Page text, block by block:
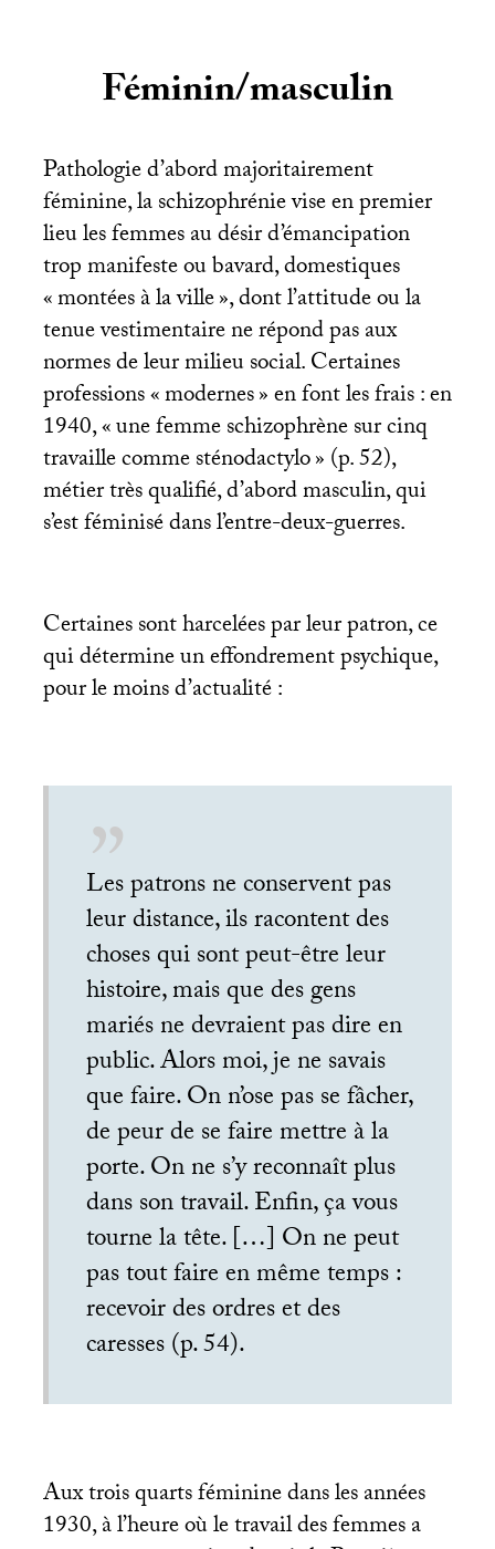
Féminin/masculin
Pathologie d’abord majoritairement
féminine, la schizophrénie vise en premier
lieu les femmes au désir d’émancipation
trop manifeste ou bavard, domestiques
«montées à la ville», dont l’attitude ou la
tenue vestimentaire ne répond pas aux
normes de leur milieu social. Certaines
professions «modernes» en font les frais : en
1940, «une femme schizophrène sur cinq
travaille comme sténodactylo» (p. 52),
métier très qualifié, d’abord masculin, qui
s’est féminisé dans l’entre-deux-guerres.
Certaines sont harcelées par leur patron, ce
qui détermine un effondrement psychique,
pour le moins d’actualité :
Les patrons ne conservent pas
leur distance, ils racontent des
choses qui sont peut-être leur
histoire, mais que des gens
mariés ne devraient pas dire en
public. Alors moi, je ne savais
que faire. On n’ose pas se fâcher,
de peur de se faire mettre à la
porte. On ne s’y reconnaît plus
dans son travail. Enfin, ça vous
tourne la tête. […] On ne peut
pas tout faire en même temps :
recevoir des ordres et des
caresses (p. 54).
Aux trois quarts féminine dans les années
1930, à l’heure où le travail des femmes a